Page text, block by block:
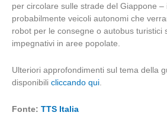
per circolare sulle strade del Giappone –
probabilmente veicoli autonomi che
robot per le consegne o autobus turistici
impegnativi in aree popolate.
Ulteriori approfondimenti sul tema della
disponibili cliccando qui.
Fonte: TTS Italia